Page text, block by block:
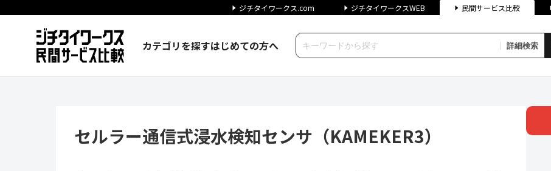
ジチタイワークス.com ジチタイワークスWEB 民間サービス比較
カテゴリを探すはじめての方へ 詳細検索
セルラー通信式浸水検知センサ（KAMEKER3）